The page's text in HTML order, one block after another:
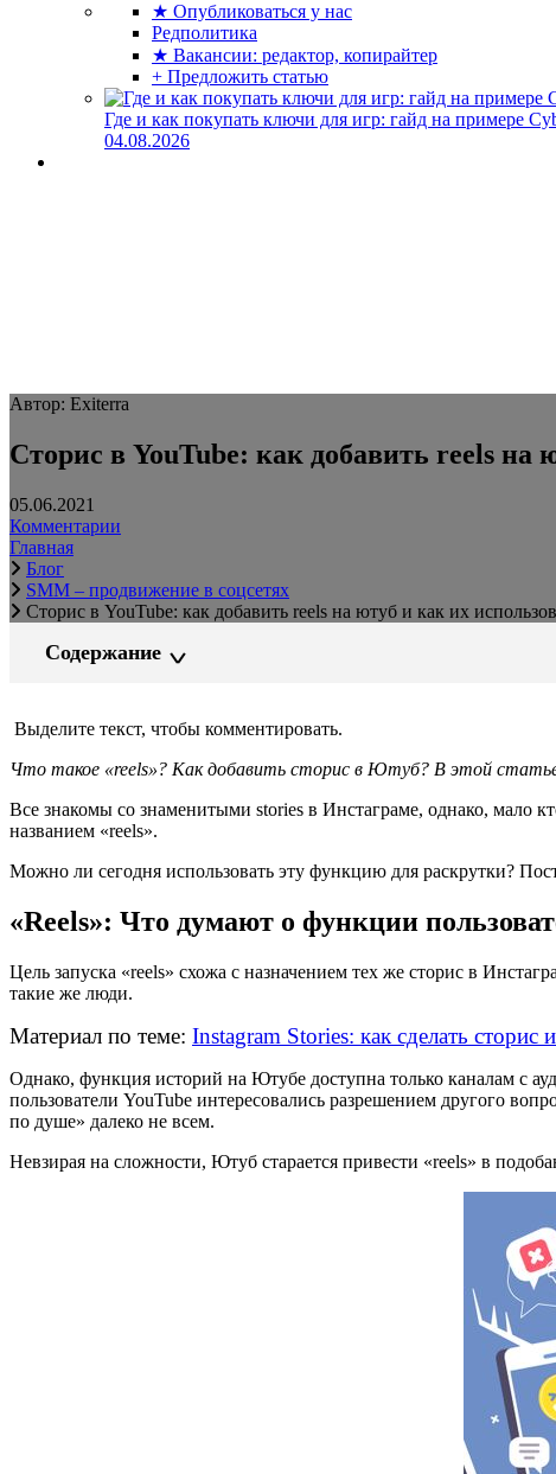
★ Опубликоваться у нас
Редполитика
★ Вакансии: редактор, копирайтер
+ Предложить статью
Где и как покупать ключи для игр: гайд на примере
04.08.2026
Автор: Exiterra
Сторис в YouTube: как добавить reels на
05.06.2021
Комментарии
Главная
Блог
SMM – продвижение в соцсетях
Сторис в YouTube: как добавить reels на ютуб и как их
Содержание
Выделите текст, чтобы комментировать.
Что такое «reels»? Как добавить сторис в Ютуб? В этой
Все знакомы со знаменитыми stories в Инстаграме, однако, мало
названием «reels».
Можно ли сегодня использовать эту функцию для раскрутки?
«Reels»: Что думают о функции
Цель запуска «reels» схожа с назначением тех же сторис в
такие же люди.
Материал по теме: Instagram Stories: как сделать сторис
Однако, функция историй на Ютубе доступна только каналам с
пользователи YouTube интересовались разрешением другого
по душе» далеко не всем.
Невзирая на сложности, Ютуб старается привести «reels» в